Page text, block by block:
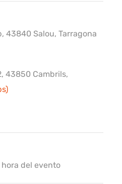
43840 Salou, Tarragona
43850 Cambrils,
del evento